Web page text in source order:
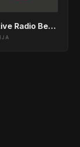
Active Radio Bečej